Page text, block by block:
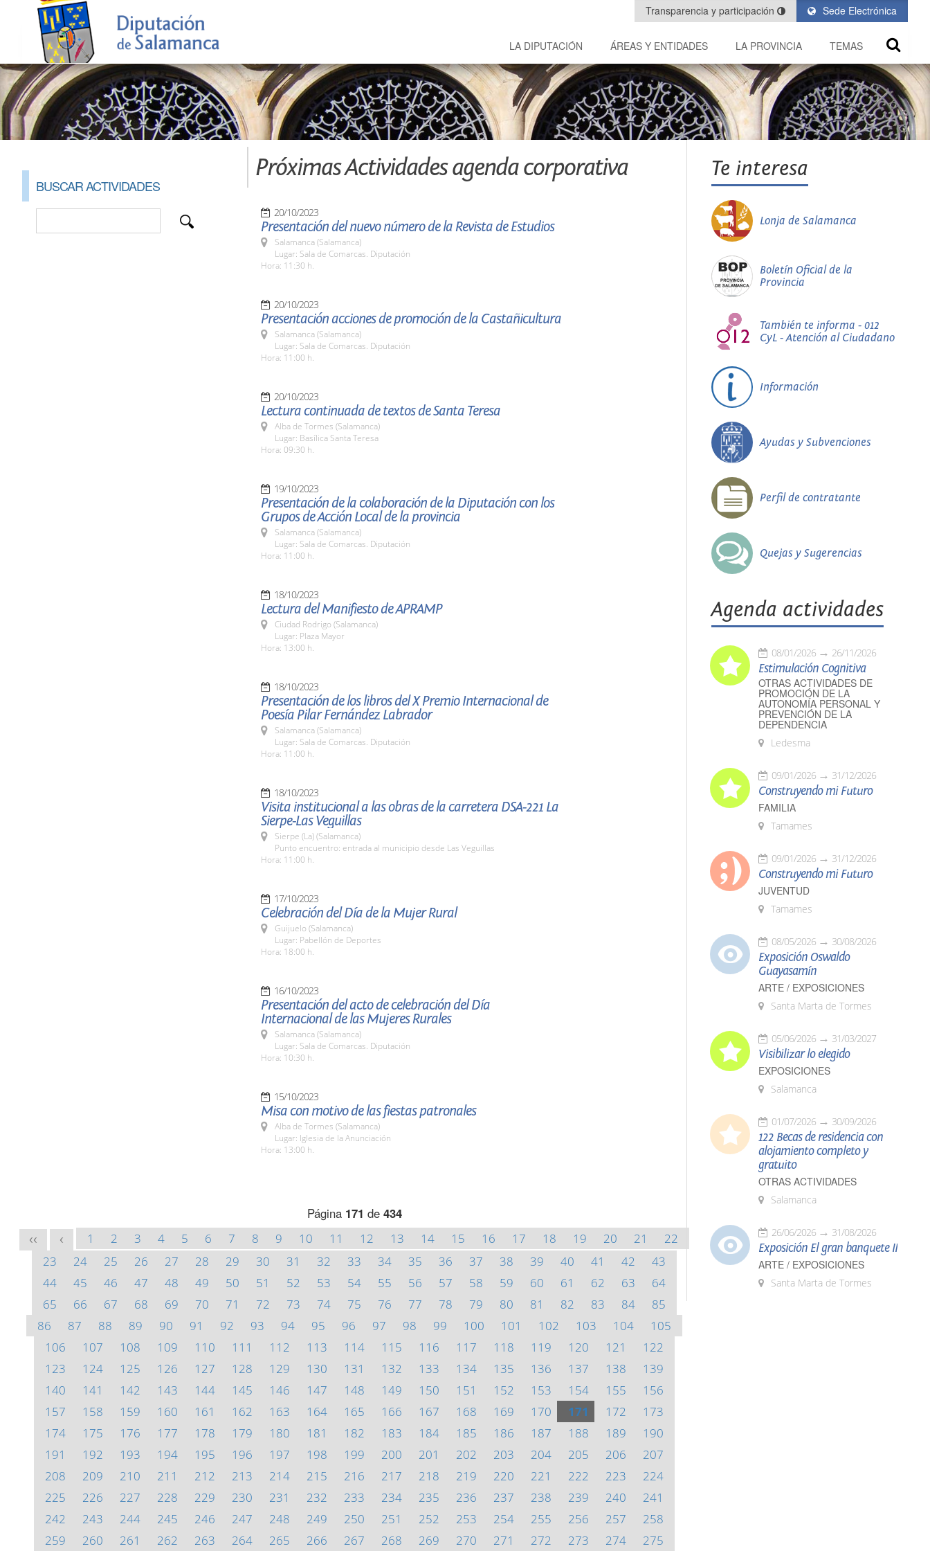
Sede Electrónica
Transparencia y participación
LA DIPUTACIÓN ÁREAS Y ENTIDADES LA PROVINCIA TEMAS
BUSCAR ACTIVIDADES
Próximas Actividades agenda corporativa
20/10/2023
Presentación del nuevo número de la Revista de Estudios
Salamanca (Salamanca)
Lugar: Sala de Comarcas. Diputación
Hora: 11:30 h.
20/10/2023
Presentación acciones de promoción de la Castañicultura
Salamanca (Salamanca)
Lugar: Sala de Comarcas. Diputación
Hora: 11:00 h.
20/10/2023
Lectura continuada de textos de Santa Teresa
Alba de Tormes (Salamanca)
Lugar: Basílica Santa Teresa
Hora: 09:30 h.
19/10/2023
Presentación de la colaboración de la Diputación con los
Grupos de Acción Local de la provincia
Salamanca (Salamanca)
Lugar: Sala de Comarcas. Diputación
Hora: 11:00 h.
18/10/2023
Lectura del Manifiesto de APRAMP
Ciudad Rodrigo (Salamanca)
Lugar: Plaza Mayor
Hora: 13:00 h.
18/10/2023
Presentación de los libros del X Premio Internacional de
Poesía Pilar Fernández Labrador
Salamanca (Salamanca)
Lugar: Sala de Comarcas. Diputación
Hora: 11:00 h.
18/10/2023
Visita institucional a las obras de la carretera DSA-221 La
Sierpe-Las Veguillas
Sierpe (La) (Salamanca)
Punto encuentro: entrada al municipio desde Las Veguillas
Hora: 11:00 h.
17/10/2023
Celebración del Día de la Mujer Rural
Guijuelo (Salamanca)
Lugar: Pabellón de Deportes
Hora: 18:00 h.
16/10/2023
Presentación del acto de celebración del Día
Internacional de las Mujeres Rurales
Salamanca (Salamanca)
Lugar: Sala de Comarcas. Diputación
Hora: 10:30 h.
15/10/2023
Misa con motivo de las fiestas patronales
Alba de Tormes (Salamanca)
Lugar: Iglesia de la Anunciación
Hora: 13:00 h.
Página 171 de 434
<< < 1 2 3 4 5 6 7 8 9 10 11 12 13 14 15 16 17 18 19 20 21
22
23
24 25 26 27 28 29 30 31 32 33 34 35 36 37 38 39 40 41 42
43
44
45 46 47 48 49 50 51 52 53 54 55 56 57 58 59 60 61 62 63
64
65
66 67 68 69 70 71 72 73 74 75 76 77 78 79 80 81 82 83 84
85
86
87 88 89 90 91 92 93 94 95 96 97 98 99 100 101 102 103 104
105
106
107 108 109 110 111 112 113 114 115 116 117 118 119 120 121
122
123
124 125 126 127 128 129 130 131 132 133 134 135 136 137 138
139
140
141 142 143 144 145 146 147 148 149 150 151 152 153 154 155
156
157
158 159 160 161 162 163 164 165 166 167 168 169 170 171 172
173
174
175 176 177 178 179 180 181 182 183 184 185 186 187 188 189
190
191
192 193 194 195 196 197 198 199 200 201 202 203 204 205 206
207
208
209 210 211 212 213 214 215 216 217 218 219 220 221 222 223
224
225
226 227 228 229 230 231 232 233 234 235 236 237 238 239 240
241
242
243 244 245 246 247 248 249 250 251 252 253 254 255 256 257
258
259
260 261 262 263 264 265 266 267 268 269 270 271 272 273 274 275
Te interesa
Lonja de Salamanca
Boletín Oficial de la
Provincia
También te informa - 012
CyL - Atención al Ciudadano
Información
Ayudas y Subvenciones
Perfil de contratante
Quejas y Sugerencias
Agenda actividades
08/01/2026 26/11/2026
Estimulación Cognitiva
OTRAS ACTIVIDADES DE
PROMOCIÓN DE LA
AUTONOMÍA PERSONAL Y
PREVENCIÓN DE LA
DEPENDENCIA
Ledesma
09/01/2026 31/12/2026
Construyendo mi Futuro
FAMILIA
Tamames
09/01/2026 31/12/2026
Construyendo mi Futuro
JUVENTUD
Tamames
08/05/2026 30/08/2026
Exposición Oswaldo
Guayasamín
ARTE / EXPOSICIONES
Santa Marta de Tormes
05/06/2026 31/03/2027
Visibilizar lo elegido
EXPOSICIONES
Salamanca
01/07/2026 30/09/2026
122 Becas de residencia con
alojamiento completo y
gratuito
OTRAS ACTIVIDADES
Salamanca
26/06/2026 31/08/2026
Exposición El gran banquete II
ARTE / EXPOSICIONES
Santa Marta de Tormes